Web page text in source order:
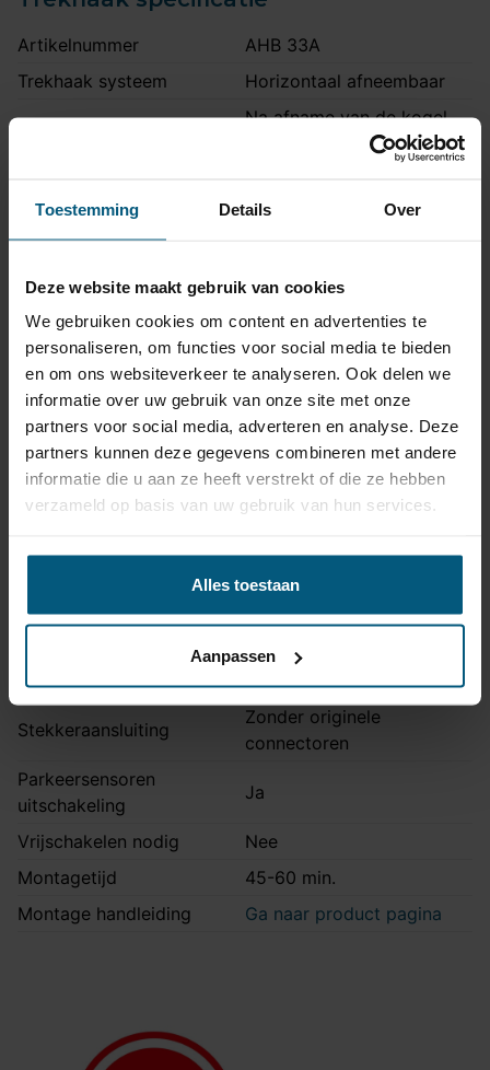
Toestemming Details Over
Deze website maakt gebruik van cookies
We gebruiken cookies om content en advertenties te
personaliseren, om functies voor social media te bieden
en om ons websiteverkeer te analyseren. Ook delen we
informatie over uw gebruik van onze site met onze
partners voor social media, adverteren en analyse. Deze
partners kunnen deze gegevens combineren met andere
informatie die u aan ze heeft verstrekt of die ze hebben
verzameld op basis van uw gebruik van hun services.
Alles toestaan
Aanpassen
Artikelnummer
AHB 33A
Trekhaak systeem
Horizontaal afneembaar
Na afname van de kogel,
blijft de houder van de
trekhaak zichtbaar.
Maximaal trekgewicht
3500 kg
Maximale kogeldruk
Europees keurmerk
Bumperuitsnede
Nee
Montagetijd
3 uur
Ook voor fietsendrager
Ja
Opmerking
Ook M-pakket, Ook
hybride uitvoering
Montage handleiding
AHB 33A
Kabelset specificatie
Artikelnummer
87BW031B1
Kabelset type
Origineel
Stekkeraansluiting
Zonder originele
connectoren
Parkeersensoren
uitschakeling
Ja
Vrijschakelen nodig
Nee
Montagetijd
45-60 min.
Montage handleiding
Ga naar product pagina